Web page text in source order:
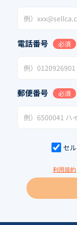
電話番号 必須
郵便番号 必須
セ
利用規約